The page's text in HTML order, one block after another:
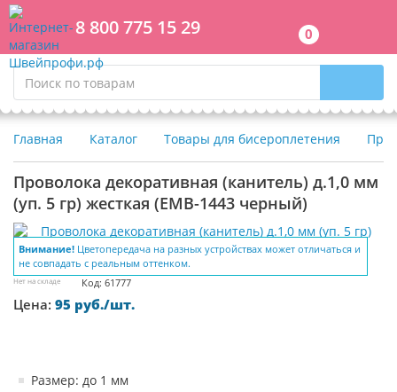
8 800 775 15 29 0
Главная Каталог Товары для бисероплетения
Проволока декоративная (канитель) д.1,0 мм
(уп. 5 гр) жесткая (EMB-1443 черный)
Внимание! Цветопередача на разных устройствах может отличаться и
не совпадать с реальным оттенком.
Нет на складе Код: 61777
Цена: 95 руб./шт.
Размер: до 1 мм